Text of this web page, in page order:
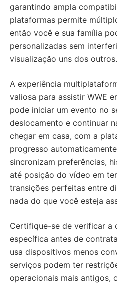
garantindo ampla
plataformas permite
então você e sua família
personalizadas sem
visualização uns dos outros.
A experiência
valiosa para assistir WWE
pode iniciar um evento no
deslocamento e continuar
chegar em casa, com a
progresso
sincronizam preferências,
até posição do vídeo em
transições perfeitas entre
nada do que você esteja
Certifique-se de verificar a
específica antes de
usa dispositivos menos
serviços podem ter
operacionais mais antigos,